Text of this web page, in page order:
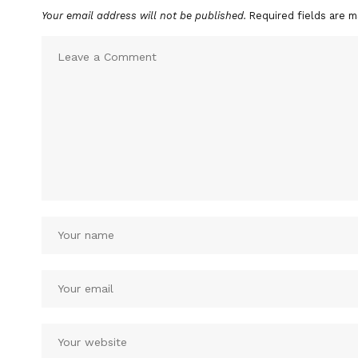
Your email address will not be published. Required fields are